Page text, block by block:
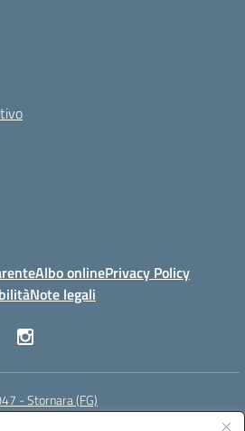
Albo onlinePrivacy Policy
Note legali
- Stornara (FG)